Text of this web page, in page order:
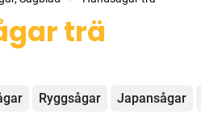
trä
Ryggsågar Japansågar